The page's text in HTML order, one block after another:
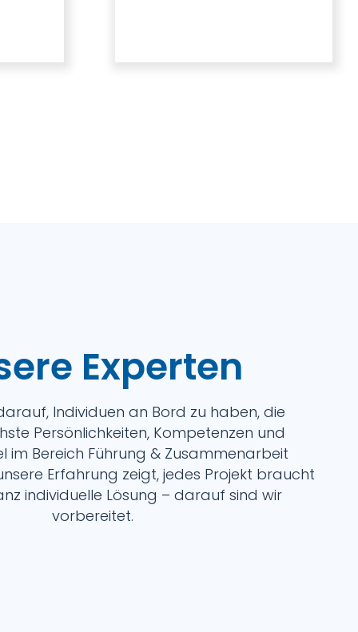
Experten
Individuen an Bord zu haben, die
Persönlichkeiten, Kompetenzen und
im Bereich Führung & Zusammenarbeit
Erfahrung zeigt, jedes Projekt braucht
individuelle Lösung – darauf sind wir
vorbereitet.